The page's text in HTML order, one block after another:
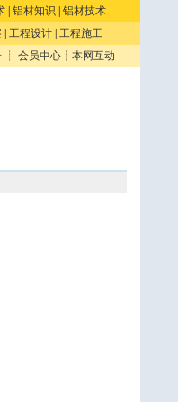
| 铝材知识
铝材技术
工程设计 工程施工
┊ 会员中心 ┊ 本网互动